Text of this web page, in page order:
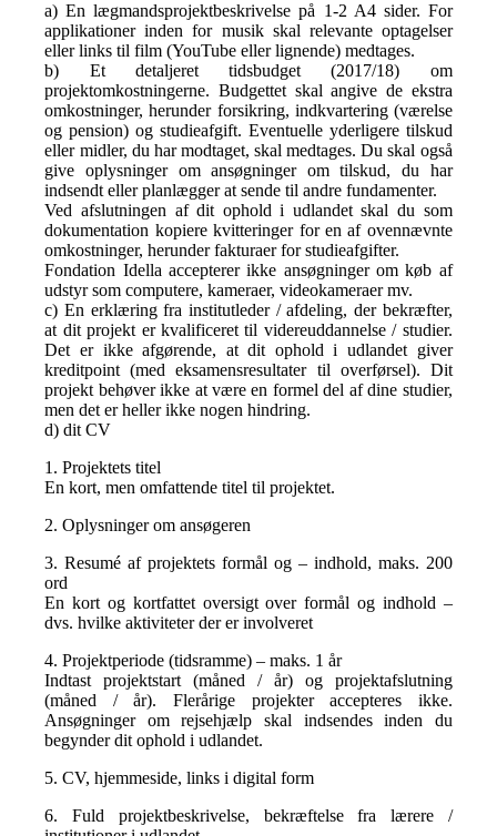
a) En lægmandsprojektbeskrivelse på 1-2 A4 sider. For
applikationer inden for musik skal relevante optagelser
eller links til film (YouTube eller lignende) medtages.
b) Et detaljeret tidsbudget (2017/18) om
projektomkostningerne. Budgettet skal angive de ekstra
omkostninger, herunder forsikring, indkvartering (værelse
og pension) og studieafgift. Eventuelle yderligere tilskud
eller midler, du har modtaget, skal medtages. Du skal også
give oplysninger om ansøgninger om tilskud, du har
indsendt eller planlægger at sende til andre fundamenter.
Ved afslutningen af ​​dit ophold i udlandet skal du som
dokumentation kopiere kvitteringer for en af ​​ovennævnte
omkostninger, herunder fakturaer for studieafgifter.
Fondation Idella accepterer ikke ansøgninger om køb af
udstyr som computere, kameraer, videokameraer mv.
c) En erklæring fra institutleder / afdeling, der bekræfter,
at dit projekt er kvalificeret til videreuddannelse / studier.
Det er ikke afgørende, at dit ophold i udlandet giver
kreditpoint (med eksamensresultater til overførsel). Dit
projekt behøver ikke at være en formel del af dine studier,
men det er heller ikke nogen hindring.
d) dit CV
1. Projektets titel
En kort, men omfattende titel til projektet.
2. Oplysninger om ansøgeren
3. Resumé af projektets formål og – indhold, maks. 200
ord
En kort og kortfattet oversigt over formål og indhold –
dvs. hvilke aktiviteter der er involveret
4. Projektperiode (tidsramme) – maks. 1 år
Indtast projektstart (måned / år) og projektafslutning
(måned / år). Flerårige projekter accepteres ikke.
Ansøgninger om rejsehjælp skal indsendes inden du
begynder dit ophold i udlandet.
5. CV, hjemmeside, links i digital form
6. Fuld projektbeskrivelse, bekræftelse fra lærere /